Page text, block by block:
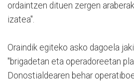
ordaintzen dituen zergen
izatea".
Oraindik egiteko asko dagoela
"brigadetan eta operadoreetan
Donostialdearen behar